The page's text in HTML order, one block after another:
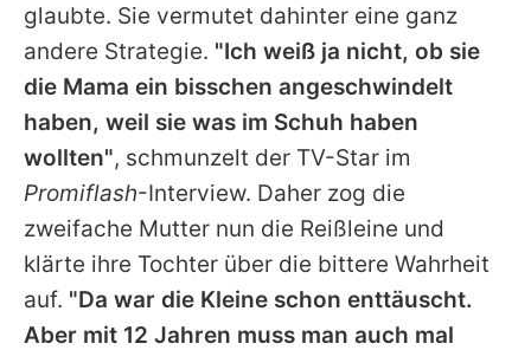
glaubte. Sie vermutet dahinter eine ganz
andere Strategie. "Ich weiß ja nicht, ob sie
die Mama ein bisschen angeschwindelt
haben, weil sie was im Schuh haben
wollten", schmunzelt der TV-Star im
Promiflash-Interview. Daher zog die
zweifache Mutter nun die Reißleine und
klärte ihre Tochter über die bittere Wahrheit
auf. "Da war die Kleine schon enttäuscht.
Aber mit 12 Jahren muss man auch mal